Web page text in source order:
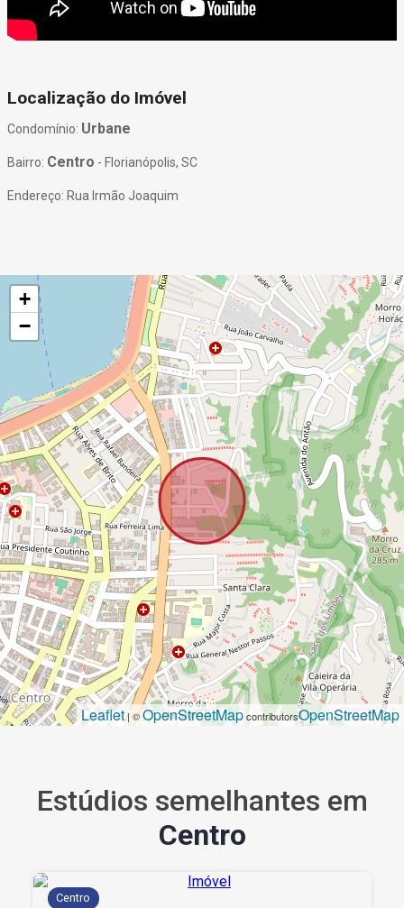
Localização do Imóvel
Condomínio: Urbane
Bairro: Centro - Florianópolis, SC
Endereço: Rua Irmão Joaquim
+
−
Leaflet| ©OpenStreetMapcontributorsOpenStreetMap
Estúdios semelhantes em
Centro
Centro